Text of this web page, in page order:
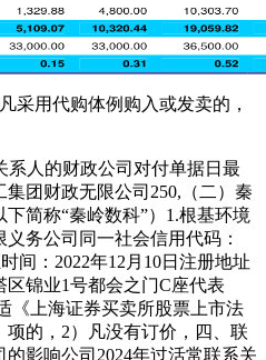
采用代购体例购入或发卖的，
人的财政公司对付单据日最
团财政无限公司250,（二）秦
简称“秦岭数科”）1.根基环境
务公司同一社会信用代码：
间：2022年12月10日注册地址
锦业1号都会之门C座代表
《上海证券买卖所股票上市法
项的，2）凡没有订价，四、联
影响公司2024年过活常联系关